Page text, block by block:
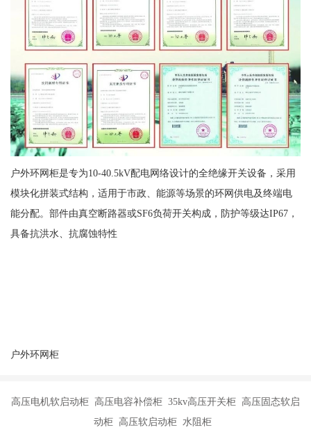
户外环网柜是专为10-40.5kV配电网络设计的全绝缘开关设备，采用
模块化拼装式结构，适用于市政、能源等场景的环网供电及终端电
能分配。部件由真空断路器或SF6负荷开关构成，防护等级达IP67，
具备抗洪水、抗腐蚀特性
户外环网柜
高压电机软启动柜 高压电容补偿柜 35kv高压开关柜 高压固态软启
动柜 高压软启动柜 水阻柜